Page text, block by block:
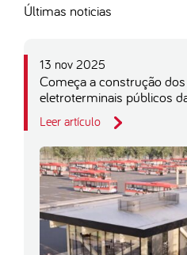
Últimas noticias
13 nov 2025
Começa a construção
eletroterminais públicos
Leer artículo